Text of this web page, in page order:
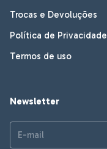
Trocas e Devoluções
Política de Privacidade
Termos de uso
Newsletter